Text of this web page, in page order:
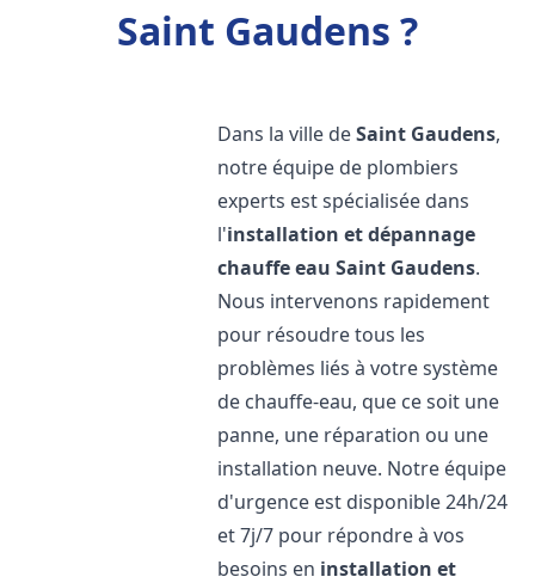
Saint Gaudens ?
Dans la ville deSaint Gaudens,
notre équipe de plombiers
experts est spécialisée dans
l'installation et dépannage
chauffe eau Saint Gaudens.
Nous intervenons rapidement
pour résoudre tous les
problèmes liés à votre système
de chauffe-eau, que ce soit une
panne, une réparation ou une
installation neuve. Notre équipe
d'urgence est disponible 24h/24
et 7j/7 pour répondre à vos
besoins en installation et